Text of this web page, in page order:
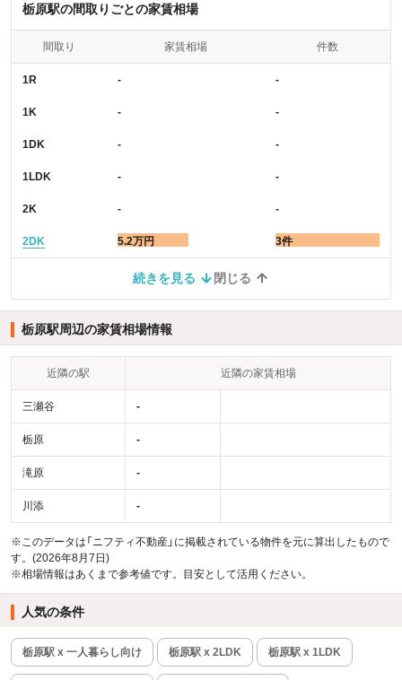
栃原駅の間取りごとの家賃相場
間取り 家賃相場 件数
1R - -
1K - -
1DK - -
1LDK - -
2K - -
2DK 5.2万円 3件
続きを見る 閉じる
栃原駅周辺の家賃相場情報
近隣の駅 近隣の家賃相場
三瀬谷 -
栃原 -
滝原 -
川添 -
※このデータは「ニフティ不動産」に掲載されている物件を元に算出したもので
す。(2026年8月7日)
※相場情報はあくまで参考値です。目安として活用ください。
人気の条件
栃原駅 x 一人暮らし向け 栃原駅 x 2LDK 栃原駅 x 1LDK